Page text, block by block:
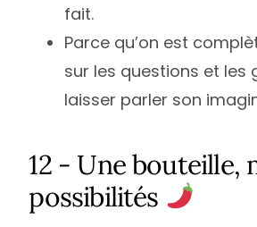
fait.
Parce qu’on est
sur les questions et les
laisser parler son
12 - Une bouteille,
possibilités